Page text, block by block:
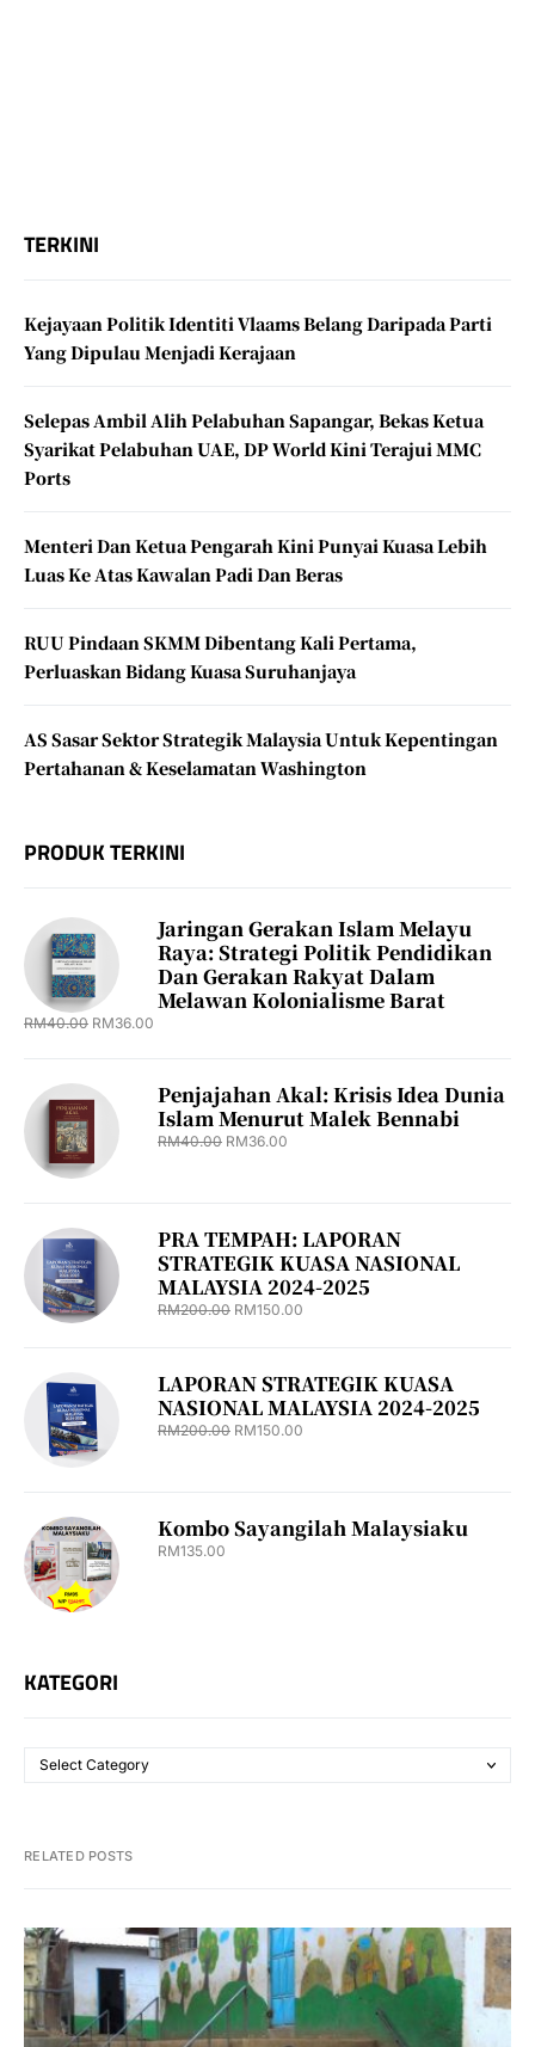
TERKINI
Kejayaan Politik Identiti Vlaams Belang Daripada Parti
Yang Dipulau Menjadi Kerajaan
Selepas Ambil Alih Pelabuhan Sapangar, Bekas Ketua
Syarikat Pelabuhan UAE, DP World Kini Terajui MMC
Ports
Menteri Dan Ketua Pengarah Kini Punyai Kuasa Lebih
Luas Ke Atas Kawalan Padi Dan Beras
RUU Pindaan SKMM Dibentang Kali Pertama,
Perluaskan Bidang Kuasa Suruhanjaya
AS Sasar Sektor Strategik Malaysia Untuk Kepentingan
Pertahanan & Keselamatan Washington
PRODUK TERKINI
Jaringan Gerakan Islam Melayu
Raya: Strategi Politik Pendidikan
Dan Gerakan Rakyat Dalam
Melawan Kolonialisme Barat
RM40.00 RM36.00
Penjajahan Akal: Krisis Idea Dunia
Islam Menurut Malek Bennabi
RM40.00 RM36.00
PRA TEMPAH: LAPORAN
STRATEGIK KUASA NASIONAL
MALAYSIA 2024-2025
RM200.00 RM150.00
LAPORAN STRATEGIK KUASA
NASIONAL MALAYSIA 2024-2025
RM200.00 RM150.00
Kombo Sayangilah Malaysiaku
RM135.00
KATEGORI
RELATED POSTS